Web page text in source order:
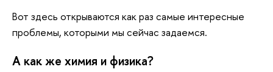
Вот здесь открываются как раз самые интересные
проблемы, которыми мы сейчас задаемся.
А как же химия и физика?